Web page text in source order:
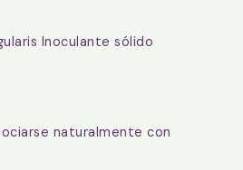
Inoculante sólido
naturalmente con